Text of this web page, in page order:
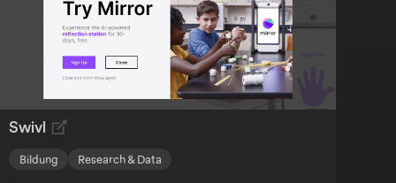
Swivl
Bildung Research & Data